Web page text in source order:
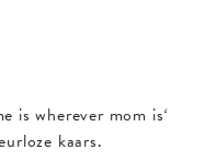
is wherever mom is‘
kaars.